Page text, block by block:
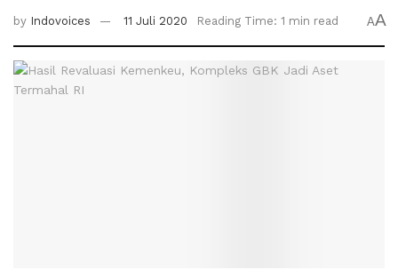
by Indovoices 11 Juli 2020 Reading Time: 1 min read AA